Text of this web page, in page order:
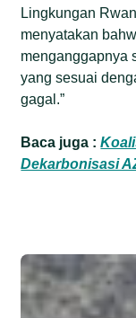
Lingkungan
menyatakan
menganggapnya
yang sesuai
gagal.”
Baca juga :
Dekarbonisasi